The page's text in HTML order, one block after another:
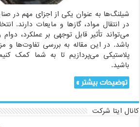
شیلنگ‌ها به عنوان یکی از اجزای مهم در
در انتقال مواد، گازها و مایعات دارند.
می‌تواند تأثیر قابل توجهی بر عملکرد،
باشد. در این مقاله به بررسی تفاوت‌ها و
پلاستیکی می‌پردازیم تا به شما کمک
باشید.
توضیحات بیشتر »
کانال ایتا شرکت